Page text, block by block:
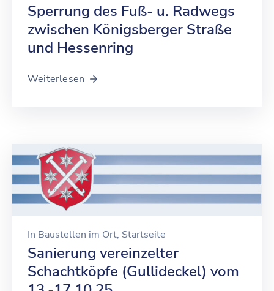
Sperrung des Fuß- u. Radwegs
zwischen Königsberger Straße
und Hessenring
Weiterlesen
In Baustellen im Ort‚ Startseite
Sanierung vereinzelter
Schachtköpfe (Gullideckel) vom